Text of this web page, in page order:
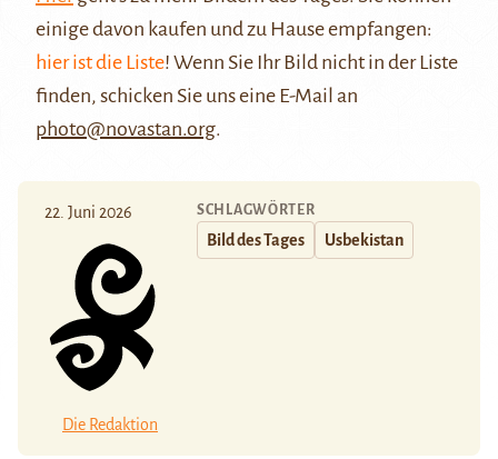
einige davon kaufen und zu Hause empfangen:
hier ist die Liste! Wenn Sie Ihr Bild nicht in der Liste
finden, schicken Sie uns eine E-Mail an
photo@novastan.org.
22. Juni 2026
Die Redaktion
SCHLAGWÖRTER
Bild des Tages Usbekistan